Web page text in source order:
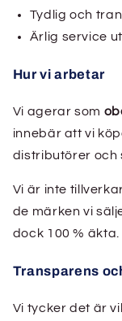
Tydlig och
Ärlig service
Hur vi arbetar
Vi agerar som
innebär att vi
distributörer och
Vi är inte
de märken vi
dock 100 % äkta.
Transparens
Vi tycker det är